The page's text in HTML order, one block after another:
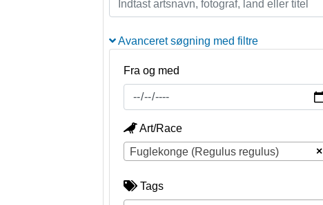
Avanceret søgning med filtre
Fra og med
Art/Race
×
Fuglekonge (Regulus regulus)
Tags